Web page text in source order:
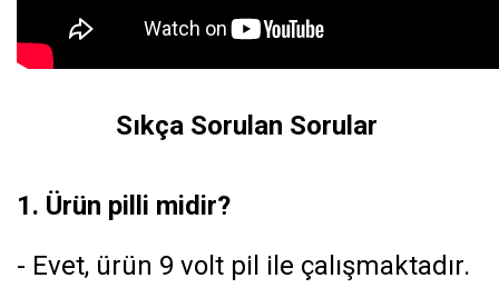
Sıkça Sorulan Sorular
1. Ürün pilli midir?
- Evet, ürün 9 volt pil ile çalışmaktadır.